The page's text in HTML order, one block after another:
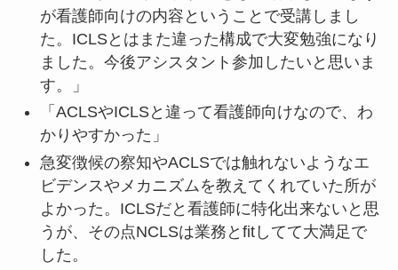
が看護師向けの内容ということで受講しまし
た。ICLSとはまた違った構成で大変勉強になり
ました。今後アシスタント参加したいと思いま
す。」
「ACLSやICLSと違って看護師向けなので、わ
かりやすかった」
急変徴候の察知やACLSでは触れないようなエ
ビデンスやメカニズムを教えてくれていた所が
よかった。ICLSだと看護師に特化出来ないと思
うが、その点NCLSは業務とfitしてて大満足で
した。